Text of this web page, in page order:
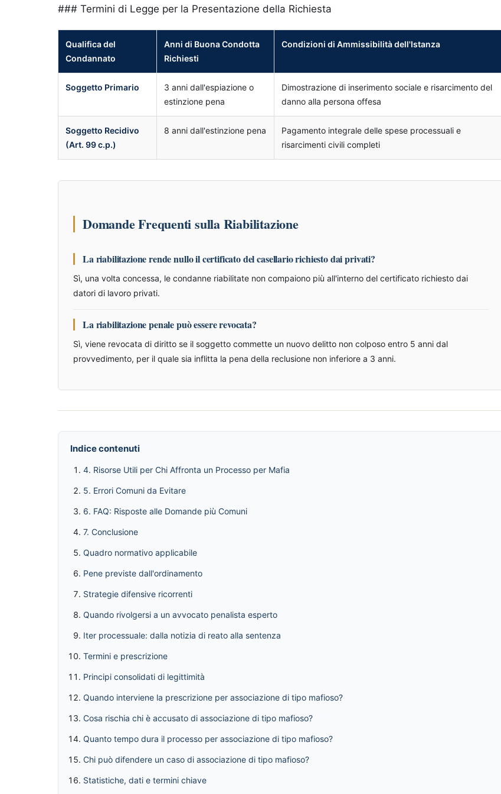
### Termini di Legge per la Presentazione della Richiesta
Qualifica del
Condannato
Anni di Buona Condotta
Richiesti
Condizioni di Ammissibilità dell'Istanza
Soggetto Primario
3 anni dall'espiazione o
estinzione pena
Dimostrazione di inserimento sociale e risarcimento del
danno alla persona offesa
Soggetto Recidivo
(Art. 99 c.p.)
8 anni dall'estinzione pena
Pagamento integrale delle spese processuali e
risarcimenti civili completi
Domande Frequenti sulla Riabilitazione
La riabilitazione rende nullo il certificato del casellario richiesto dai privati?
Sì, una volta concessa, le condanne riabilitate non compaiono più all'interno del certificato richiesto dai
datori di lavoro privati.
La riabilitazione penale può essere revocata?
Sì, viene revocata di diritto se il soggetto commette un nuovo delitto non colposo entro 5 anni dal
provvedimento, per il quale sia inflitta la pena della reclusione non inferiore a 3 anni.
Indice contenuti
4. Risorse Utili per Chi Affronta un Processo per Mafia
5. Errori Comuni da Evitare
6. FAQ: Risposte alle Domande più Comuni
7. Conclusione
Quadro normativo applicabile
Pene previste dall'ordinamento
Strategie difensive ricorrenti
Quando rivolgersi a un avvocato penalista esperto
Iter processuale: dalla notizia di reato alla sentenza
Termini e prescrizione
Principi consolidati di legittimità
Quando interviene la prescrizione per associazione di tipo mafioso?
Cosa rischia chi è accusato di associazione di tipo mafioso?
Quanto tempo dura il processo per associazione di tipo mafioso?
Chi può difendere un caso di associazione di tipo mafioso?
Statistiche, dati e termini chiave